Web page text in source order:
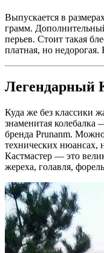
Выпускается в
грамм.
перьев. Стоит такая
платная, но
Легендарный
Куда же без классики
знаменитая колебалка
бренда Prunanm. Можно
технических нюансах,
Кастмастер — это
жереха, голавля,